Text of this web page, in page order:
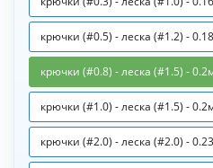
крючки (#0.5) - леска (#1.2) -
крючки (#0.8) - леска (#1.5) -
крючки (#1.0) - леска (#1.5) -
крючки (#2.0) - леска (#2.0) -